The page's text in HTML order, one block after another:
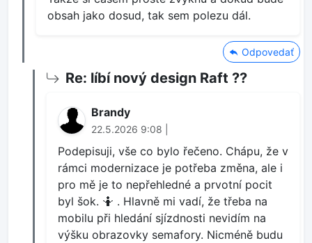
obsah jako dosud, tak sem polezu dál.
Odpovedať
Re: líbí nový design Raft ??
Brandy
22.5.2026 9:08 |
Podepisuji, vše co bylo řečeno. Chápu, že v
rámci modernizace je potřeba změna, ale i
pro mě je to nepřehledné a prvotní pocit
byl šok. 🤷 . Hlavně mi vadí, že třeba na
mobilu při hledání sjízdnosti nevidím na
výšku obrazovky semafory. Nicméně budu